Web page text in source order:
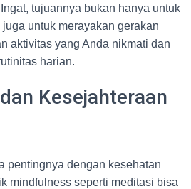
tujuannya bukan hanya untuk
untuk merayakan gerakan
aktivitas yang Anda nikmati dan
harian.
Kesejahteraan
pentingnya dengan kesehatan
mindfulness seperti meditasi bisa